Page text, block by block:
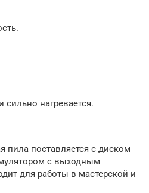
сильно нагревается.
пила поставляется с диском
с выходным
для работы в мастерской и